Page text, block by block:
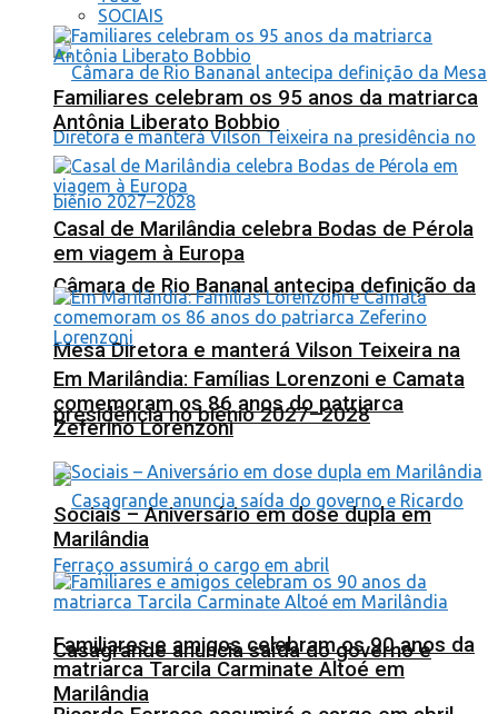
Câmara de Rio Bananal antecipa definição da
Mesa Diretora e manterá Vilson Teixeira na
presidência no biênio 2027–2028
Casagrande anuncia saída do governo e
SOCIAIS
Familiares celebram os 95 anos da matriarca
Antônia Liberato Bobbio
Casal de Marilândia celebra Bodas de Pérola
em viagem à Europa
Em Marilândia: Famílias Lorenzoni e Camata
comemoram os 86 anos do patriarca
Zeferino Lorenzoni
Sociais – Aniversário em dose dupla em
Marilândia
Familiares e amigos celebram os 90 anos da
matriarca Tarcila Carminate Altoé em
Marilândia